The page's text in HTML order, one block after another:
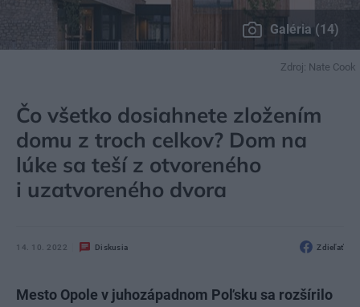
Galéria (14)
Zdroj: Nate Cook
Čo všetko dosiahnete zložením
domu z troch celkov? Dom na
lúke sa teší z otvoreného
i uzatvoreného dvora
14. 10. 2022 Diskusia Zdieľať
Mesto Opole v juhozápadnom Poľsku sa rozšírilo